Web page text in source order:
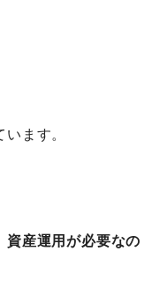
ます。
産運⽤が必要なの